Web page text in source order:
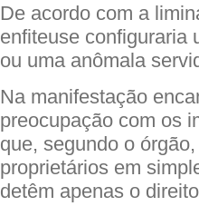
De acordo com a
enfiteuse configuraria
ou uma anômala
Na manifestação
preocupação com os
que, segundo o
proprietários em
detêm apenas o